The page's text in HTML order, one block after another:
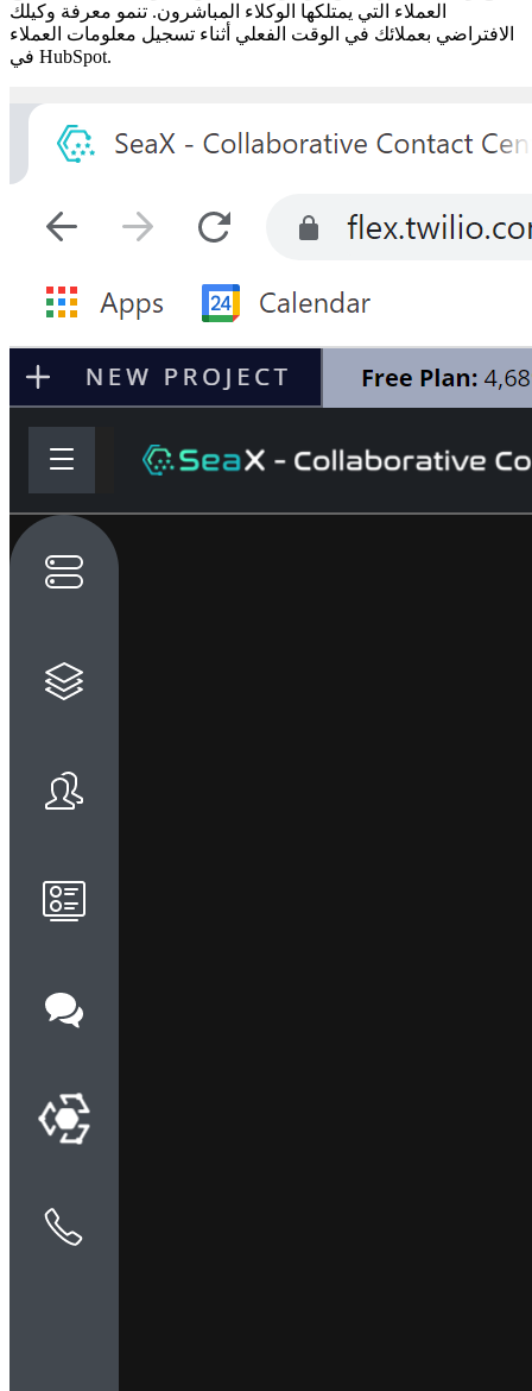
العملاء التي يمتلكها الوكلاء المباشرون. تنمو معرفة وكيلك
الافتراضي بعملائك في الوقت الفعلي أثناء تسجيل معلومات العملاء
في HubSpot.